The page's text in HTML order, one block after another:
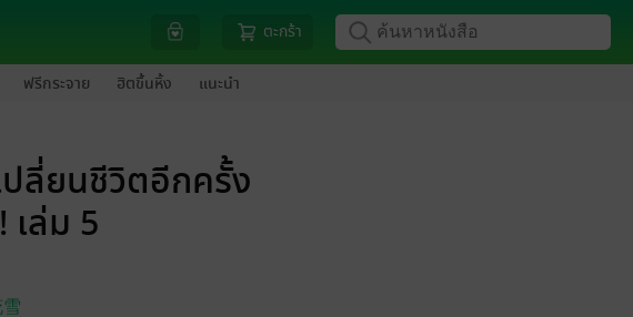
ตะกร้า
ฟรีกระจาย ฮิตขึ้นหิ้ง แนะนำ
ลี่ยนชีวิตอีกครั้ง
ล่ม 5